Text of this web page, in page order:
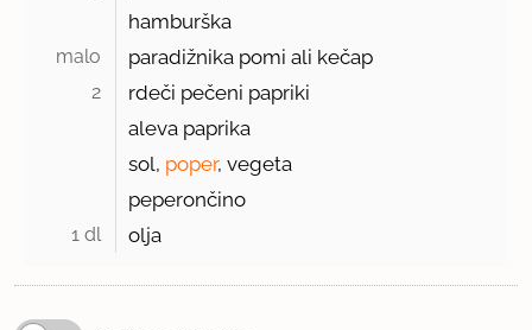
hamburška
malo paradižnika pomi ali kečap
2
rdeči pečeni papriki
aleva paprika
sol, poper, vegeta
peperončino
1 dl olja